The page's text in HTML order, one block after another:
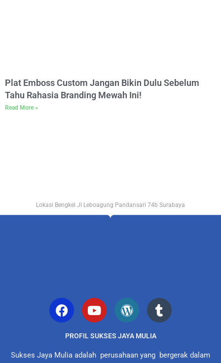
Plat Emboss Custom Jangan Bikin Dulu Sebelum
Tahu Rahasia Branding Mewah Ini!
Read More »
Lokasi Bengkel Jl Leboagung Pandansari 74b Surabaya
PROFIL SUKSES JAYA MULIA
Sukses Jaya Mulia adalah perusahaan yang bergerak dalam